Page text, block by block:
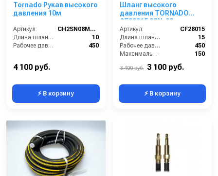
Tornado Рукав высокого
давления 10м
Артикул:
CH2SN08M22 T-10
Длина шланга ВД (м):
10
Рабочее давление (бар):
450
4 100 руб.
⚡ В корзину
Шланг высокого
давления TORNADO
CF28015 2SN-08
двухоплёточный 450 бар
ГхГ (15 м)
Артикул:
CF28015
Длина шланга (м):
15
Рабочее давление (бар):
450
Максимальная температура воды (°C):
150
3 400 руб. 3 100 руб.
⚡ В корзину